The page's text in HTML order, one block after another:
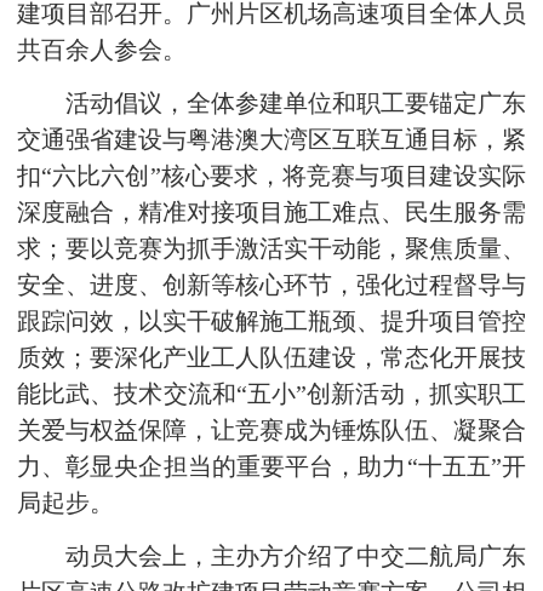
建项目部召开。广州片区机场高速项目全体人员
共百余人参会。
活动倡议，全体参建单位和职工要锚定广东
交通强省建设与粤港澳大湾区互联互通目标，紧
扣“六比六创”核心要求，将竞赛与项目建设实际
深度融合，精准对接项目施工难点、民生服务需
求；要以竞赛为抓手激活实干动能，聚焦质量、
安全、进度、创新等核心环节，强化过程督导与
跟踪问效，以实干破解施工瓶颈、提升项目管控
质效；要深化产业工人队伍建设，常态化开展技
能比武、技术交流和“五小”创新活动，抓实职工
关爱与权益保障，让竞赛成为锤炼队伍、凝聚合
力、彰显央企担当的重要平台，助力“十五五”开
局起步。
动员大会上，主办方介绍了中交二航局广东